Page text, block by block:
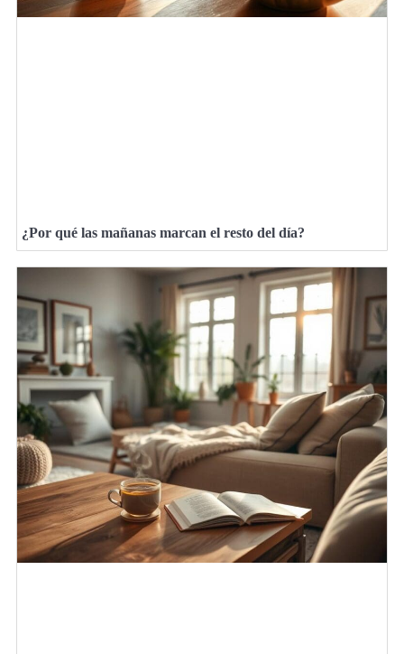
¿Por qué las mañanas marcan el resto del día?